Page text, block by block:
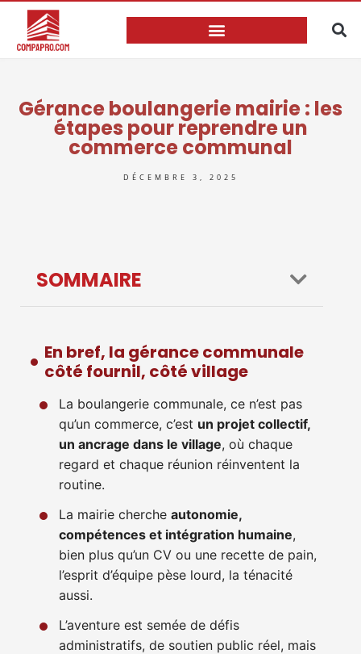
Gérance boulangerie mairie : les
étapes pour reprendre un
commerce communal
DÉCEMBRE 3, 2025
SOMMAIRE
En bref, la gérance communale
côté fournil, côté village
La boulangerie communale, ce n’est pas
qu’un commerce, c’est un projet collectif,
un ancrage dans le village, où chaque
regard et chaque réunion réinventent la
routine.
La mairie cherche autonomie,
compétences et intégration humaine,
bien plus qu’un CV ou une recette de pain,
l’esprit d’équipe pèse lourd, la ténacité
aussi.
L’aventure est semée de défis
administratifs, de soutien public réel, mais